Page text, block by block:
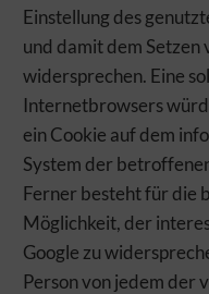
Einstellung des
und damit dem
widersprechen. Eine
Internetbrowsers
ein Cookie auf dem
System der
Ferner besteht für die
Möglichkeit, der
Google zu
Person von jedem der